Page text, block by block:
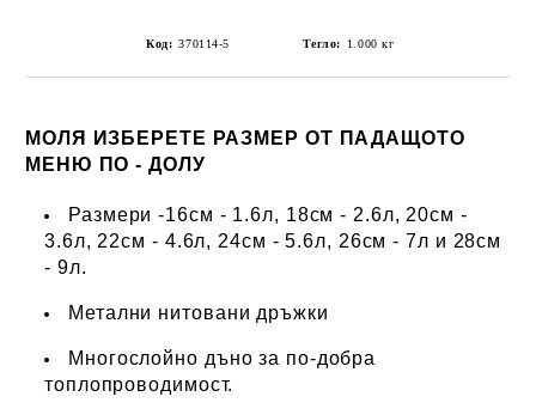
Код: 370114-5 Тегло: 1.000 кг
МОЛЯ ИЗБЕРЕТЕ РАЗМЕР ОТ ПАДАЩОТО
МЕНЮ ПО - ДОЛ У
Размери -16см - 1.6л, 18см - 2.6л, 20см -
3.6л, 22см - 4.6л, 24см - 5.6л, 26см - 7л и 28см
- 9л.
Метални нитовани дръжки
Многослойно дъно за по-добра
топлопроводимост.